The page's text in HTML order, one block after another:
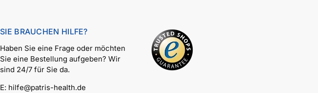
SIE BRAUCHEN HILFE?
Haben Sie eine Frage oder möchten
Sie eine Bestellung aufgeben? Wir
sind 24/7 für Sie da.
E: hilfe@patris-health.de